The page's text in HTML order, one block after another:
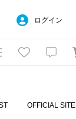
ログイン
OFFICIAL SITE